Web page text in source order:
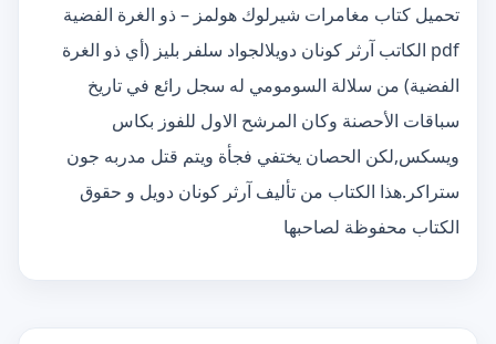
تحميل كتاب مغامرات شيرلوك هولمز – ذو الغرة الفضية
pdf الكاتب آرثر كونان دويلالجواد سلفر بليز (أي ذو الغرة
الفضية) من سلالة السومومي له سجل رائع في تاريخ
سباقات الأحصنة وكان المرشح الاول للفوز بكاس
ويسكس,لكن الحصان يختفي فجأة ويتم قتل مدربه جون
ستراكر.هذا الكتاب من تأليف آرثر كونان دويل و حقوق
الكتاب محفوظة لصاحبها